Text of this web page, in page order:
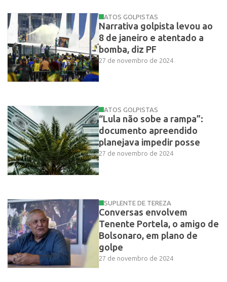
ATOS GOLPISTAS
Narrativa golpista levou ao
8 de janeiro e atentado a
bomba, diz PF
27 de novembro de 2024
ATOS GOLPISTAS
“Lula não sobe a rampa”:
documento apreendido
planejava impedir posse
27 de novembro de 2024
SUPLENTE DE TEREZA
Conversas envolvem
Tenente Portela, o amigo de
Bolsonaro, em plano de
golpe
27 de novembro de 2024